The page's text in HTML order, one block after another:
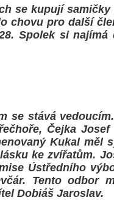
se kupují
chovu pro další
Spolek si najímá
se stává
Čejka
Kukal měl
ke zvířatům.
Ústředního
Tento odbor
Dobiáš Jaroslav.